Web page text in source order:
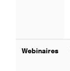
Webinaires